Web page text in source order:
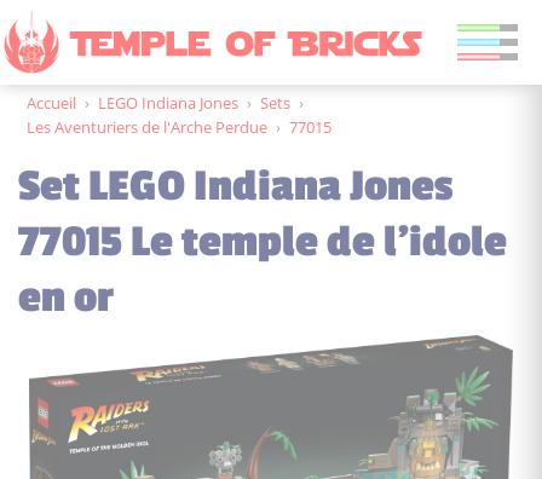
Accueil › LEGO Indiana Jones › Sets ›
Les Aventuriers de l'Arche Perdue › 77015
Set LEGO Indiana Jones
77015 Le temple de l’idole
en or